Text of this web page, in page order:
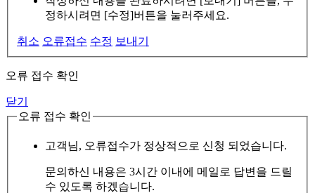
정하시려면 [수정]버튼을 눌러주세요.
취소 오류접수 수정 보내기
오류 접수 확인
닫기
오류 접수 확인
고객님, 오류접수가 정상적으로 신청 되었습니다.
문의하신 내용은 3시간 이내에 메일로 답변을 드릴
수 있도록 하겠습니다.